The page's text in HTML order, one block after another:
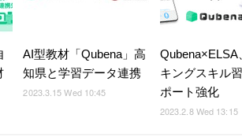
AI型教材「Qubena」高
知県と学習データ連携
2023.3.15 Wed 10:45
Qubena×ELSA
キングスキル
ポート強化
2023.2.8 Wed 13:15